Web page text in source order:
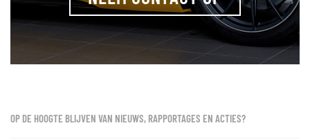
OP DE HOOGTE BLIJVEN VAN NIEUWS, RAPPORTAGES EN ACTIES?